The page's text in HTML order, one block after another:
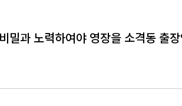
밀과 노력하여야 영장을 소격동 출